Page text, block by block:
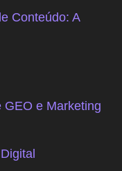
Conteúdo: A
GEO e Marketing